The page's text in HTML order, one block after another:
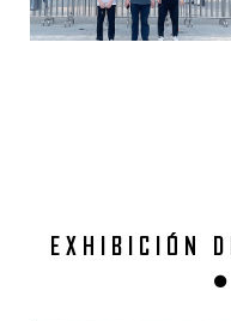
EXHIBICIÓN